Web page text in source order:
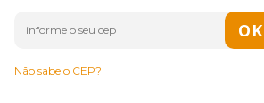
Não sabe o CEP?